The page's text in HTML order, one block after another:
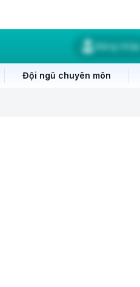
Đăng nhập
Đội ngũ chuyên môn